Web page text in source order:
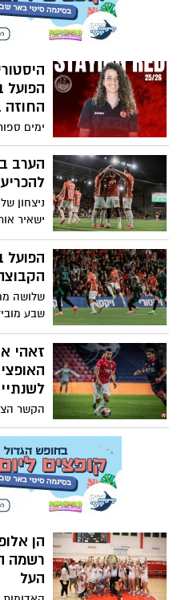
הפועל
החוזה
ימים
להעפלה
פרידמן
לייצג את
ניצחון
ישאיר
שלושה
את מכבי
רק
הפועל
שלושה
שבע
להסתדר
שמתעכב
זאהי
העונה,
ומצטרף
רגע
הן
רשמה
העל